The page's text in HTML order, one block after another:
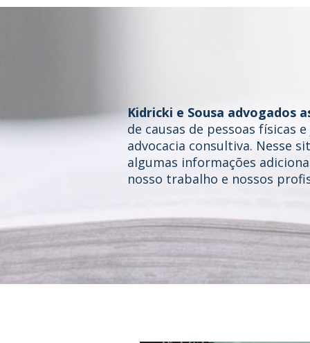
Kidricki e Sousa advogados
de causas de pessoas físicas
advocacia consultiva. Nesse
algumas informações
nosso trabalho e nossos